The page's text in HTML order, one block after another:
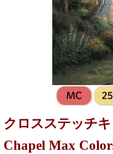
クロスステッチ
Chapel Max